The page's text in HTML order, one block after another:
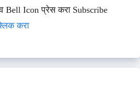
Bell Icon प्रेस करा Subscribe
करा